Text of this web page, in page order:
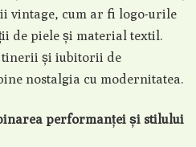
vintage, cum ar fi logo-urile
de piele și material textil.
tinerii și iubitorii de
nostalgia cu modernitatea.
performanței și stilului